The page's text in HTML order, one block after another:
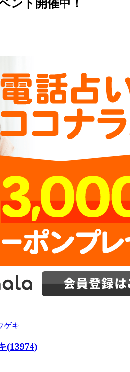
ント開催中！
(13974)